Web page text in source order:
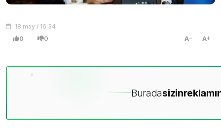
18 may / 16:34
0 0 A A
Buradasizin